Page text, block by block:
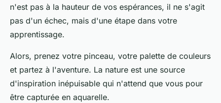
n'est pas à la hauteur de vos espérances, il ne s'agit
pas d'un échec, mais d'une étape dans votre
apprentissage.
Alors, prenez votre pinceau, votre palette de couleurs
et partez à l'aventure. La nature est une source
d'inspiration inépuisable qui n'attend que vous pour
être capturée en aquarelle.